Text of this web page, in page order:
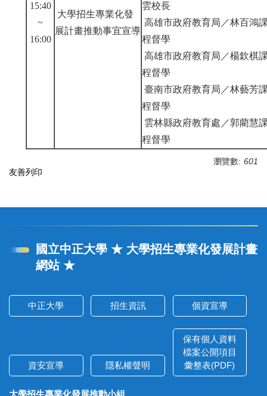
15:40
~
16:00
大學招生專業化發
展計畫推動事宜宣導
雲校長
高雄市政府教育局／林百鴻
程督學
高雄市政府教育局／楊欽棋
程督學
臺南市政府教育局／林藝芳
程督學
雲林縣政府教育處／郭藺慧
程督學
瀏覽數: 601
友善列印
國立中正大學 ★ 大學招生專業化發展計畫
網站 ★
中正大學 招生資訊 個資宣導
資安宣導 隱私權聲明
保有個人資料
檔案公開項目
彙整表(PDF)